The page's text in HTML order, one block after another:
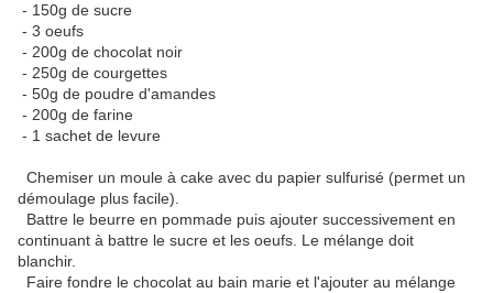
- 150g de sucre
- 3 oeufs
- 200g de chocolat noir
- 250g de courgettes
- 50g de poudre d'amandes
- 200g de farine
- 1 sachet de levure
Chemiser un moule à cake avec du papier sulfurisé (permet un
démoulage plus facile).
Battre le beurre en pommade puis ajouter successivement en
continuant à battre le sucre et les oeufs. Le mélange doit
blanchir.
Faire fondre le chocolat au bain marie et l'ajouter au mélange